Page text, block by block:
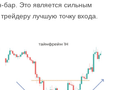
Это является сильным
лучшую точку входа.